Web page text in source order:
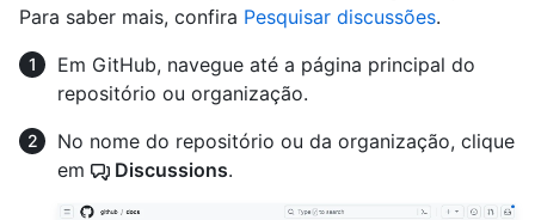
Para saber mais, confira Pesquisar discussões.
Em GitHub, navegue até a página principal do
repositório ou organização.
No nome do repositório ou da organização, clique
em
Discussions.